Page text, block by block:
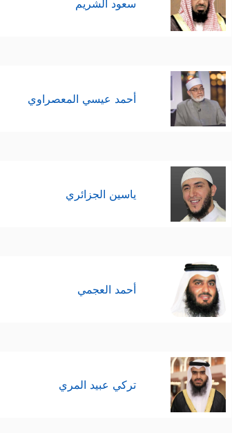
سعود الشريم
أحمد عيسي المعصراوي
ياسين الجزائري
أحمد العجمي
تركي عبيد المري